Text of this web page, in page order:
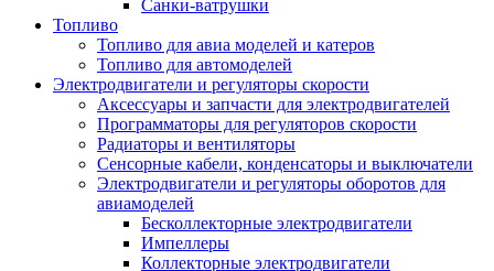
Санки-ватрушки
Топливо
Топливо для авиа моделей и катеров
Топливо для автомоделей
Электродвигатели и регуляторы скорости
Аксессуары и запчасти для электродвигателей
Программаторы для регуляторов скорости
Радиаторы и вентиляторы
Сенсорные кабели, конденсаторы и выключатели
Электродвигатели и регуляторы оборотов для
авиамоделей
Бесколлекторные электродвигатели
Импеллеры
Коллекторные электродвигатели